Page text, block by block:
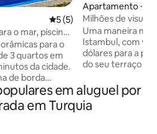
5 de uma avaliação média
5 (5)
o mar, piscina
para o
3 quartos em
da cidade.
de borda
terraços para
de
ar livre,
Apartamento ⋅
Milhões de
terraço privado,
Uma maneira
Istambul, com
dólares para a
do seu terraço
cobertura muito
um elegante
do século XIX
em aluguel por
em Turquia